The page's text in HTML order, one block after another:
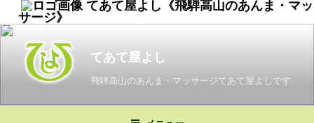
てあて屋よし《飛騨高山のあんま・マッ
サージ》
てあて屋よし
飛騨高山のあんま・マッサージてあて屋よしです